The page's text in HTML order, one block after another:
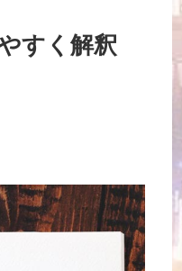
すく解釈